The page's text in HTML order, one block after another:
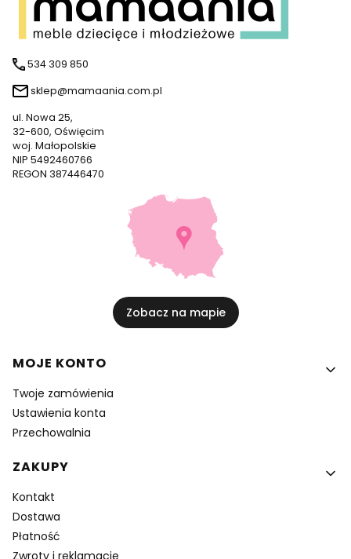
534 309 850
sklep@mamaania.com.pl
ul. Nowa 25,
32-600, Oświęcim
woj. Małopolskie
NIP 5492460766
REGON 387446470
Zobacz na mapie
Linki w stopce
MOJE KONTO
Twoje zamówienia
Ustawienia konta
Przechowalnia
ZAKUPY
Kontakt
Dostawa
Płatność